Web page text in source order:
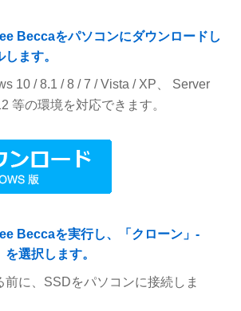
Beccaをパソコンにダウンロードし
ます。
10 / 8.1 / 8 / 7 / Vista / XP、 Server
等の環境を対応できます。
Beccaを実行し、「クローン」-
を選択します。
前に、SSDをパソコンに接続しま